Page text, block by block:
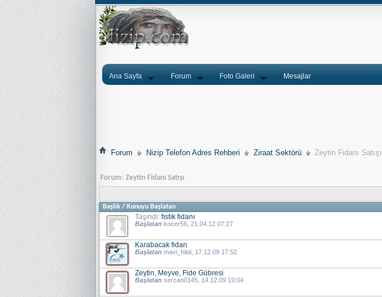
Ana Sayfa Forum Foto Galeri Mesajlar
Forum Nizip Telefon Adres Rehberi Ziraat Sektörü Zeytin Fidanı Satışı
Forum: Zeytin Fidanı Satışı
Başlık / Konuyu Başlatan
Taşındı: fıstık fidanı
Başlatan kocer56, 21.04.12 07:27
Karabacak fidan
Başlatan mavi_hilal , 17.12.09 17:52
Zeytin, Meyve, Fide Gübresi
Başlatan sercan0145, 14.12.09 19:04